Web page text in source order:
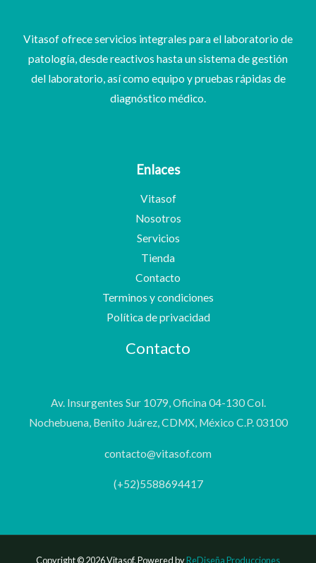
Vitasof ofrece servicios integrales para el laboratorio de
patología, desde reactivos hasta un sistema de gestión
del laboratorio, así como equipo y pruebas rápidas de
diagnóstico médico.
Enlaces
Vitasof
Nosotros
Servicios
Tienda
Contacto
Terminos y condiciones
Política de privacidad
Contacto
Av. Insurgentes Sur 1079, Oficina 04-130 Col.
Nochebuena, Benito Juárez, CDMX, México C.P. 03100
contacto@vitasof.com
(+52)5588694417
Copyright © 2026 Vitasof. Powered byReDiseña Producciones